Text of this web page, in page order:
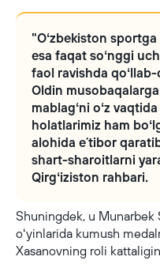
"Oʻzbekiston
esa faqat soʻnggi
faol ravishda
Oldin
mablagʻni oʻz
holatlarimiz ham
alohida eʼtibor
shart-sharoitlarni
Qirgʻiziston rahbari.
Shuningdek, u Munarbek
oʻyinlarida kumush
Xasanovning roli